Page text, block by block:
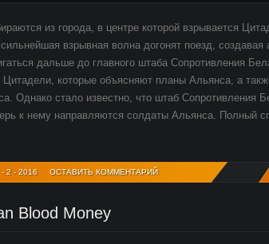
из города, в центре которой взрывается
взрывная волна догонят поезд, создавая
дальше до главного штаба Сопротивления
которые объясняют планы Альянса, а
Однако стало известно, что штаб Сопротивления
к нему направляются солдаты Альянса. Полный
2 - 2016 ОСТАВИТЬ КОММЕНТАРИЙ
Blood Money